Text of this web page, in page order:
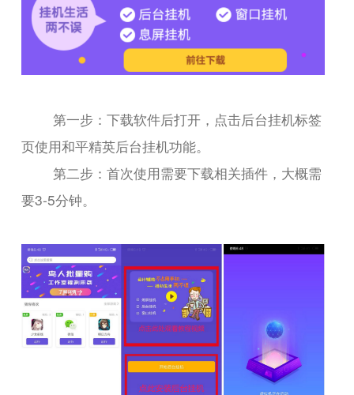
第一步：下载软件后打开，点击后台挂机标签
页使用和平精英后台挂机功能。
第二步：首次使用需要下载相关插件，大概需
要3-5分钟。